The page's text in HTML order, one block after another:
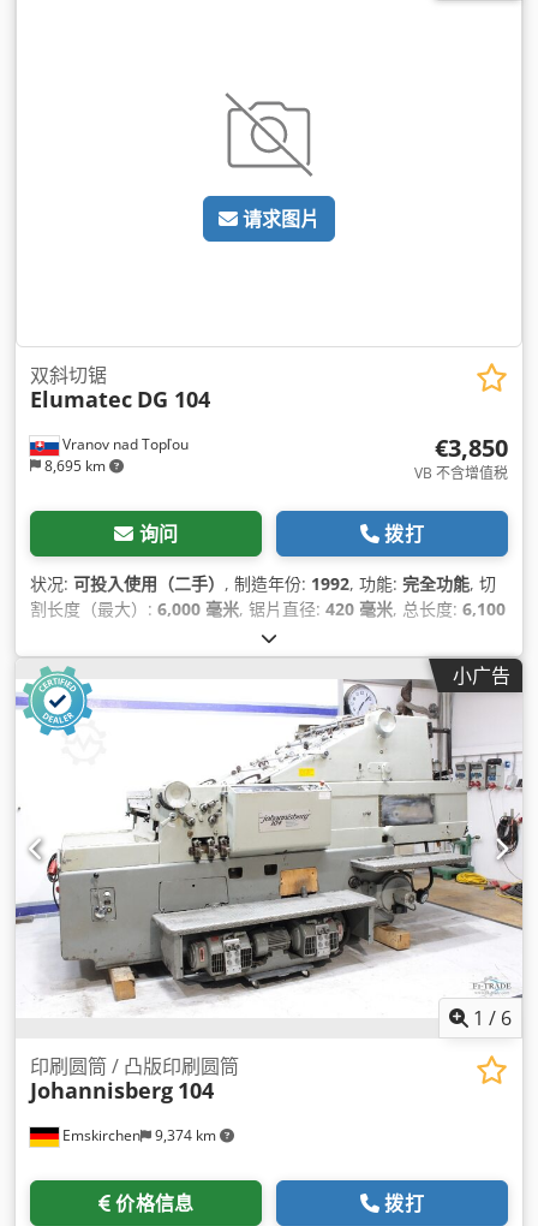
请求图片
Vranov nad Topľou
8,695 km
双斜切锯
Elumatec DG 104
€3,850
VB 不含增值税
询问 拨打
状况: 可投入使用（二手） , 制造年份: 1992, 功能: 完全功能, 切
割长度（最大）: 6,000 毫米, 锯片直径: 420 毫米, 总长度: 6,100
, 总高度:
相, 气压:7 横杆,
小广告
1 / 6
Emskirchen 9,374 km
印刷圆筒 / 凸版印刷圆筒
Johannisberg 104
价格信息 拨打